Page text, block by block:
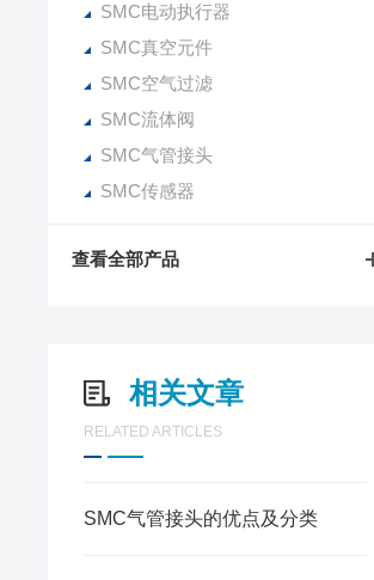
SMC电动执行器
SMC真空元件
SMC空气过滤
SMC流体阀
SMC气管接头
SMC传感器
查看全部产品
相关文章
RELATED ARTICLES
SMC气管接头的优点及分类